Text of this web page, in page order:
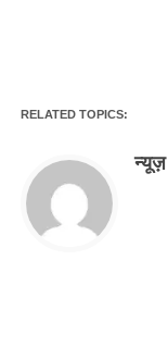
RELATED TOPICS: